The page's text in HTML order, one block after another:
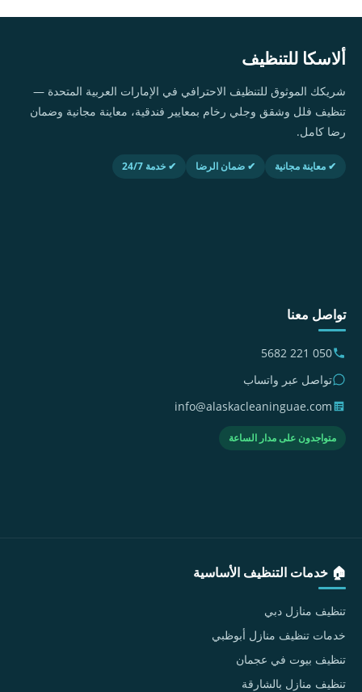
ألاسكا للتنظيف
شريكك الموثوق للتنظيف الاحترافي في الإمارات العربية المتحدة —
تنظيف فلل وشقق وجلي رخام بمعايير فندقية، معاينة مجانية وضمان
رضا كامل.
✔ معاينة مجانية ✔ ضمان الرضا ✔ خدمة 24/7
تواصل معنا
050 221 5682
تواصل عبر واتساب
info@alaskacleaninguae.com
متواجدون على مدار الساعة
🏠 خدمات التنظيف الأساسية
تنظيف منازل دبي
خدمات تنظيف منازل أبوظبي
تنظيف بيوت في عجمان
تنظيف منازل بالشارقة